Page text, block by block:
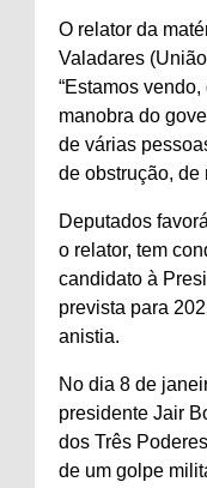
O relator da
Valadares
“Estamos
manobra do
de várias
de obstrução, de
Deputados
o relator, tem
candidato à
prevista para
anistia.
No dia 8 de
presidente Jair
dos Três
de um golpe